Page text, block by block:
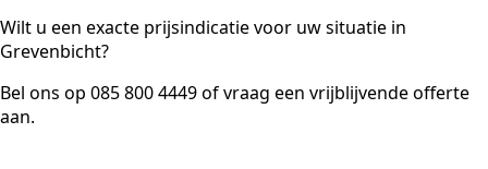
Wilt u een exacte prijsindicatie voor uw situatie in
Grevenbicht?
Bel ons op 085 800 4449 of vraag een vrijblijvende offerte
aan.